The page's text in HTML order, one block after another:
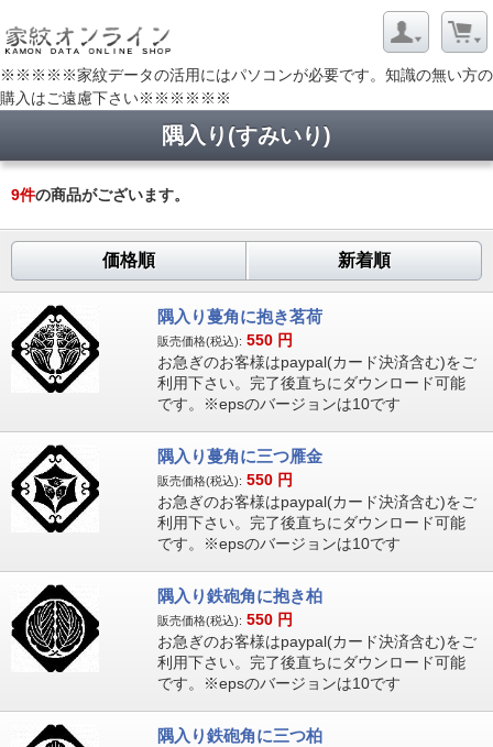
※※※※※家紋データの活用にはパソコンが必要です。知識の無い方の
購入はご遠慮下さい※※※※※※
隅入り(すみいり)
9件の商品がございます。
価格順 新着順
隅入り蔓角に抱き茗荷
販売価格(税込): 550 円
お急ぎのお客様はpaypal(カード決済含む)をご
利用下さい。完了後直ちにダウンロード可能
です。※epsのバージョンは10です
隅入り蔓角に三つ雁金
販売価格(税込): 550 円
お急ぎのお客様はpaypal(カード決済含む)をご
利用下さい。完了後直ちにダウンロード可能
です。※epsのバージョンは10です
隅入り鉄砲角に抱き柏
販売価格(税込): 550 円
お急ぎのお客様はpaypal(カード決済含む)をご
利用下さい。完了後直ちにダウンロード可能
です。※epsのバージョンは10です
隅入り鉄砲角に三つ柏